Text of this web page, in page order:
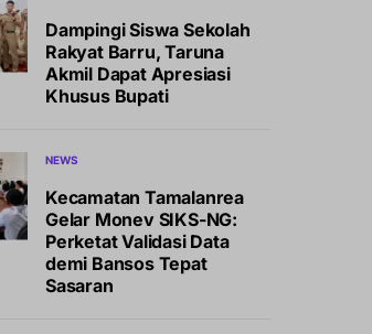
Dampingi Siswa Sekolah
Rakyat Barru, Taruna
Akmil Dapat Apresiasi
Khusus Bupati
NEWS
Kecamatan Tamalanrea
Gelar Monev SIKS-NG:
Perketat Validasi Data
demi Bansos Tepat
Sasaran